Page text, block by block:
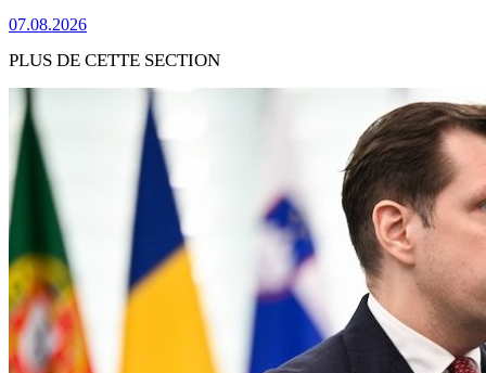
07.08.2026
PLUS DE CETTE SECTION